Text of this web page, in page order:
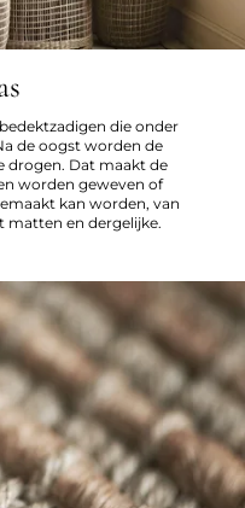
die onder
de oogst worden de
drogen. Dat maakt de
worden geweven of
kan worden, van
matten en dergelijke.